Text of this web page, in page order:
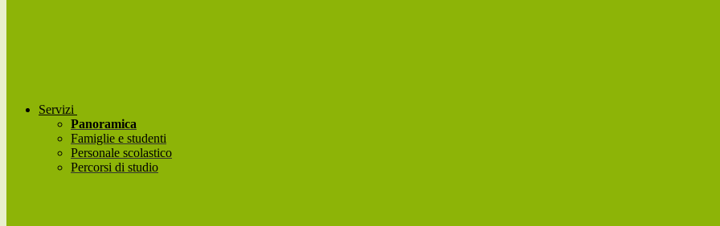
Servizi
Panoramica
Famiglie e studenti
Personale scolastico
Percorsi di studio